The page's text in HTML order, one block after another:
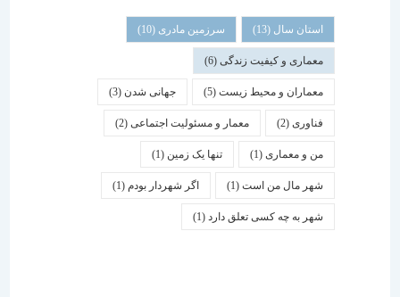
استان سال(13) سرزمین مادری(10)
معماری و کیفیت زندگی(6)
معماران و محیط زیست(5) جهانی شدن(3)
معمار و مسئولیت اجتماعی(2)
من و معماری (1) تنها یک زمین(1)
شهر مال من است(1) اگر شهردار بودم(1)
شهر به چه کسی تعلق دارد (1)